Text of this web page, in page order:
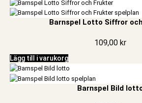
Barnspel Lotto Siffror
109,00 kr
Lägg till i varukorg
Barnspel Bild